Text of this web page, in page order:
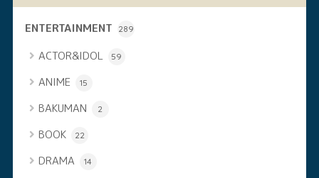
ENTERTAINMENT 289
ACTOR&IDOL 59
ANIME 15
BAKUMAN 2
BOOK 22
DRAMA 14